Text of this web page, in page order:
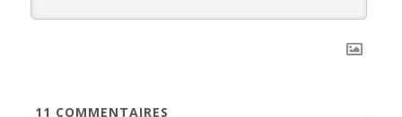
11 COMMENTAIRES